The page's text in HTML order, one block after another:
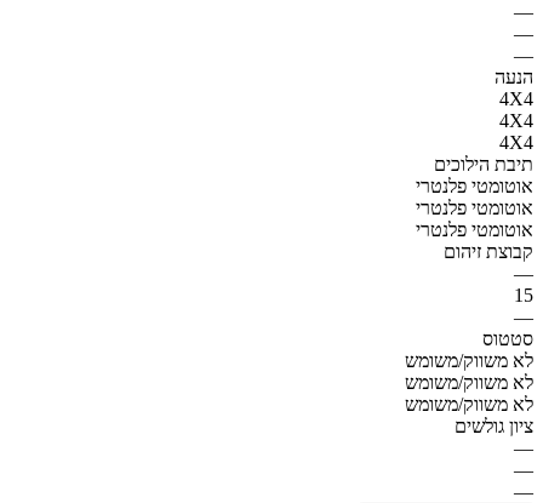
—
—
—
הנעה
4X4
4X4
4X4
תיבת הילוכים
אוטומטי פלנטרי
אוטומטי פלנטרי
אוטומטי פלנטרי
קבוצת זיהום
—
15
—
סטטוס
לא משווק/משומש
לא משווק/משומש
לא משווק/משומש
ציון גולשים
—
—
—